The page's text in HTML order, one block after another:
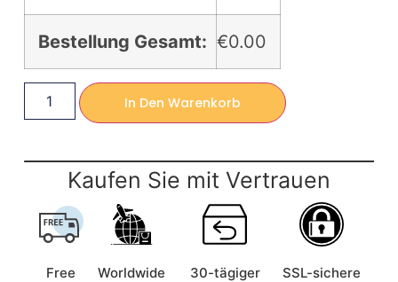
Bestellung Gesamt: €0.00
In Den Warenkorb
Kaufen Sie mit Vertrauen
Free
Worldwide
30-tägiger
SSL-sichere